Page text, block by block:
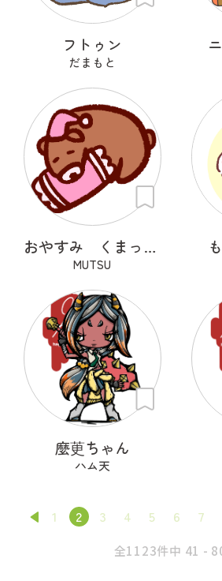
フトゥン
だまもと
おやすみ くまっくら
MUTSU
麼茰ちゃん
ハム天
1 2 3 4 5 6 7
全1123件中 41 -